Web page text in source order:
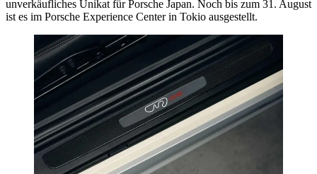
unverkäufliches Unikat für Porsche Japan. Noch bis zum 31. August
ist es im Porsche Experience Center in Tokio ausgestellt.